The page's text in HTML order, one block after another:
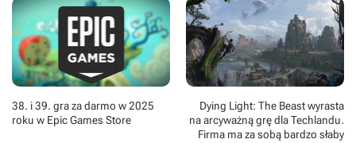
38. i 39. gra za darmo w 2025
roku w Epic Games Store
Dying Light: The Beast wyrasta
na arcyważną grę dla Techlandu.
Firma ma za sobą bardzo słaby